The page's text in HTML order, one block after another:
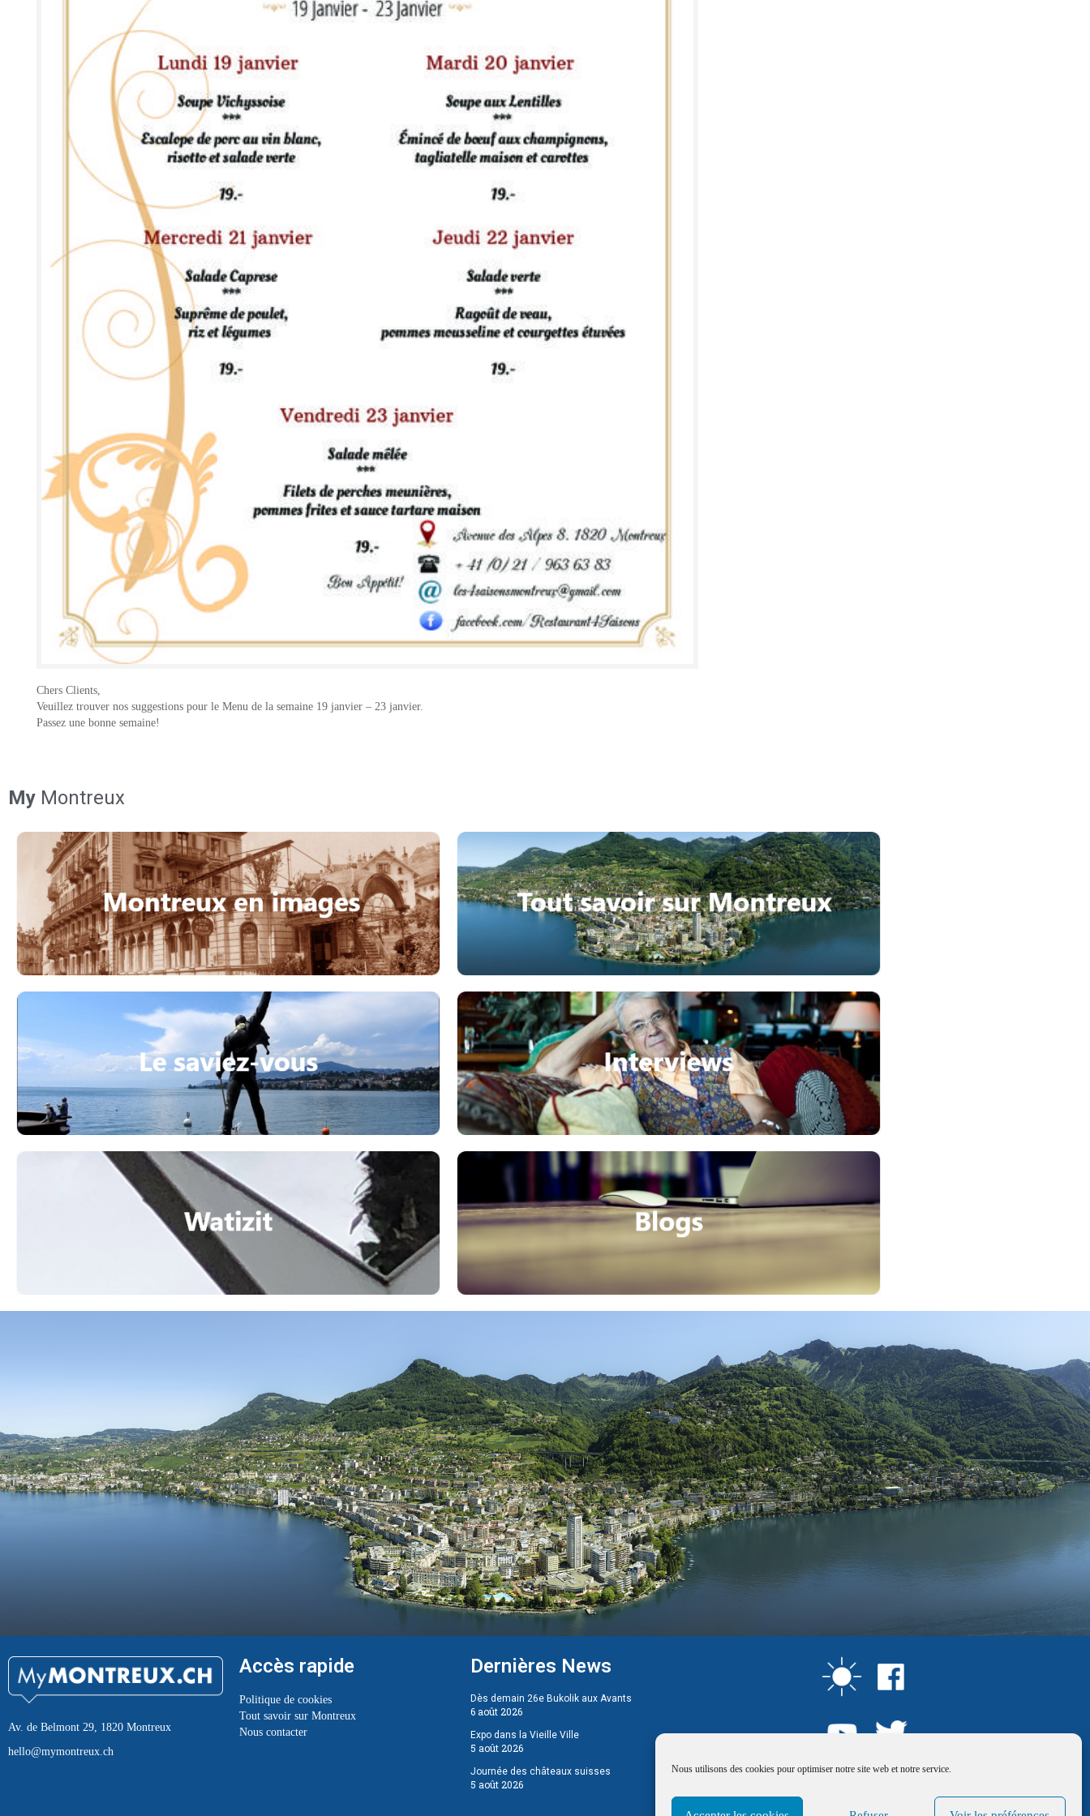
Nous utilisons des cookies pour optimiser notre site web et notre service.
Chers Clients,
Veuillez trouver nos suggestions pour le Menu de la semaine 19 janvier – 23 janvier.
Passez une bonne semaine!
My Montreux
Av. de Belmont 29, 1820 Montreux
hello@mymontreux.ch
Accès rapide
Politique de cookies
Tout savoir sur Montreux
Nous contacter
Dernières News
Dès demain 26e Bukolik aux Avants
6 août 2026
Expo dans la Vieille Ville
5 août 2026
Journée des châteaux suisses
5 août 2026